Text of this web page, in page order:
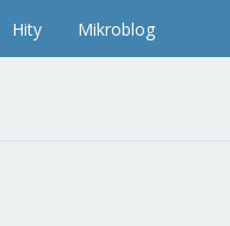
Hity Mikroblog